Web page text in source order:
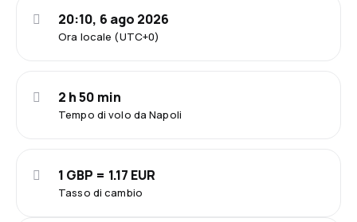
Ora locale (UTC+0)
20:10, 6 ago 2026
Tempo di volo da Napoli
2 h 50 min
Tasso di cambio
1 GBP = 1.17 EUR